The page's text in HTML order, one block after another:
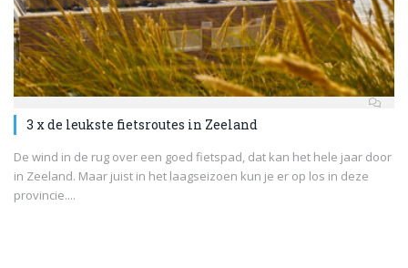
3 x de leukste fietsroutes in Zeeland
De wind in de rug over een goed fietspad, dat kan het hele jaar door
in Zeeland. Maar juist in het laagseizoen kun je er op los in deze
provincie....